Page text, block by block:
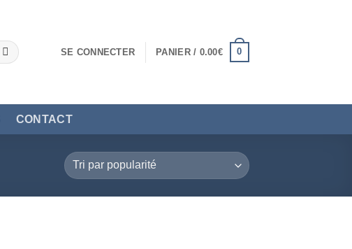
SE CONNECTER PANIER / 0.00€ 0
CONTACT